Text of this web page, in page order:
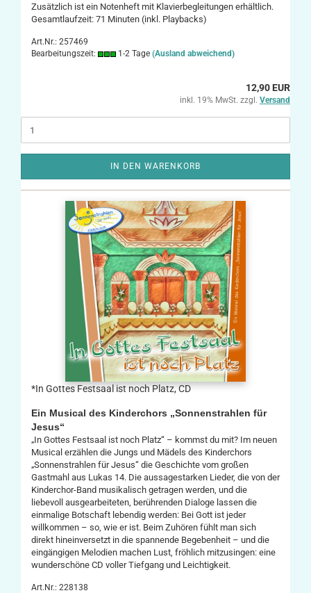
Zusätzlich ist ein Notenheft mit Klavierbegleitungen erhältlich.
Gesamtlaufzeit: 71 Minuten (inkl. Playbacks)
Art.Nr.: 257469
Bearbeitungszeit:
1-2 Tage (Ausland abweichend)
12,90 EUR
inkl. 19% MwSt. zzgl. Versand
IN DEN WARENKORB
*In Gottes Festsaal ist noch Platz, CD
Ein Musical des Kinderchors „Sonnenstrahlen für
Jesus“
„In Gottes Festsaal ist noch Platz“ – kommst du mit? Im neuen
Musical erzählen die Jungs und Mädels des Kinderchors
„Sonnenstrahlen für Jesus“ die Geschichte vom großen
Gastmahl aus Lukas 14. Die aussagestarken Lieder, die von der
Kinderchor-Band musikalisch getragen werden, und die
liebevoll ausgearbeiteten, berührenden Dialoge lassen die
einmalige Botschaft lebendig werden: Bei Gott ist jeder
willkommen – so, wie er ist. Beim Zuhören fühlt man sich
direkt hineinversetzt in die spannende Begebenheit – und die
eingängigen Melodien machen Lust, fröhlich mitzusingen: eine
wunderschöne CD voller Tiefgang und Leichtigkeit.
Art.Nr.: 228138